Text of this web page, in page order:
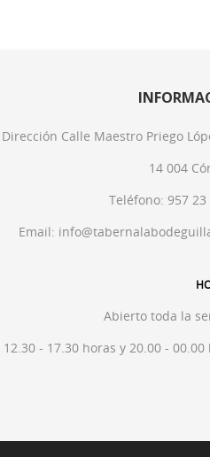
Dirección Calle Maestro Priego
14 004
Teléfono: 957 23
Email:
Abierto toda la
12.30 - 17.30 horas y 20.00 - 00.00